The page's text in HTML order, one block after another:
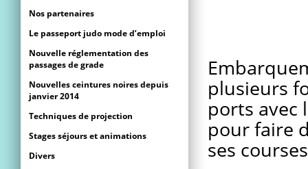
plusieurs
ports avec
pour faire
ses courses
Nos partenaires
Le passeport judo mode d’emploi
Nouvelle réglementation des
passages de grade
Nouvelles ceintures noires depuis
janvier 2014
Techniques de projection
Stages séjours et animations
Divers